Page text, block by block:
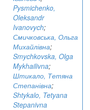
Pysmichenko,
Oleksandr
Ivanovych;
Смичковська, Ольга
Михайлівна;
Smychkovska, Olga
Mykhailivna;
Штикало, Тетяна
Степанівна;
Shtykalo, Tetyana
Stepanivna